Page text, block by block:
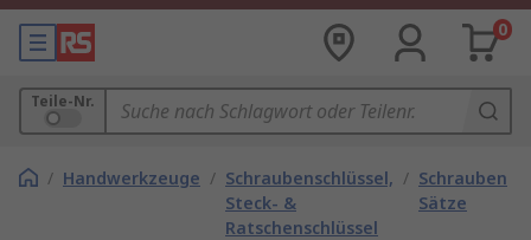
0
Teile-Nr.
/ Handwerkzeuge / Schraubenschlüssel,
Steck- &
Ratschenschlüssel
/
Sätze